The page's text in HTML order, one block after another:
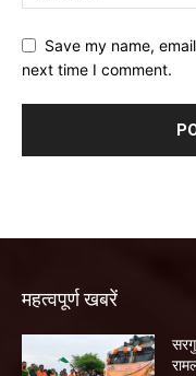
Save my name,
next time I comment.
महत्वपूर्ण खबरें